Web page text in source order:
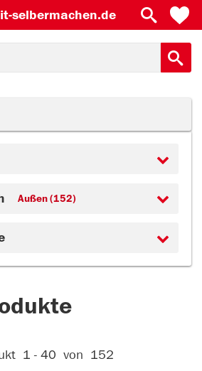
selbermachen.de
Außen (152)
Filter:1 - 40 von 152